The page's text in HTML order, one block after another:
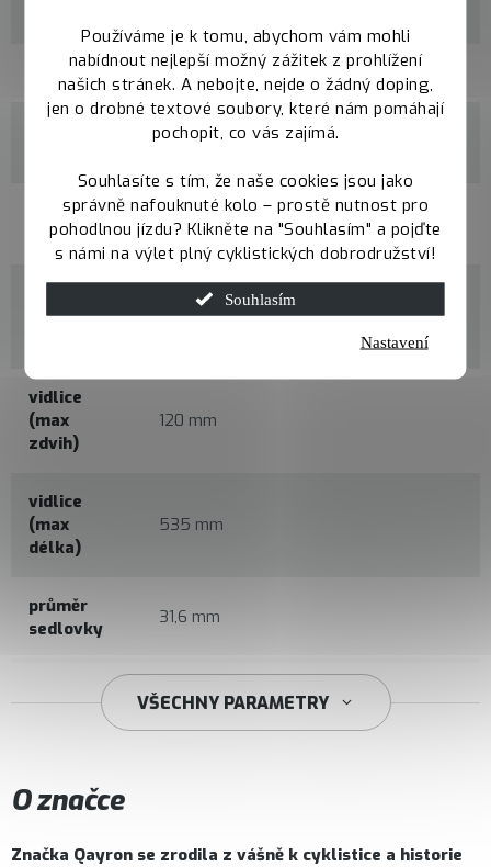
Používáme je k tomu, abychom vám mohli
nabídnout nejlepší možný zážitek z prohlížení
našich stránek. A nebojte, nejde o žádný doping,
jen o drobné textové soubory, které nám pomáhají
pochopit, co vás zajímá.
Souhlasíte s tím, že naše cookies jsou jako
správně nafouknuté kolo – prostě nutnost pro
pohodlnou jízdu? Klikněte na "Souhlasím" a pojďte
s námi na výlet plný cyklistických dobrodružství!
Souhlasím
Nastavení
velikosti M / L / XL
100% CrMo Butted
průměr
kol
29"
šířka
2,5"
vidlice
(max
zdvih)
120 mm
vidlice
(max
délka)
535 mm
průměr
sedlovky
31,6 mm
34,9 mm
VŠECHNY PARAMETRY
O značce
Značka Qayron se zrodila z vášně k cyklistice a historie